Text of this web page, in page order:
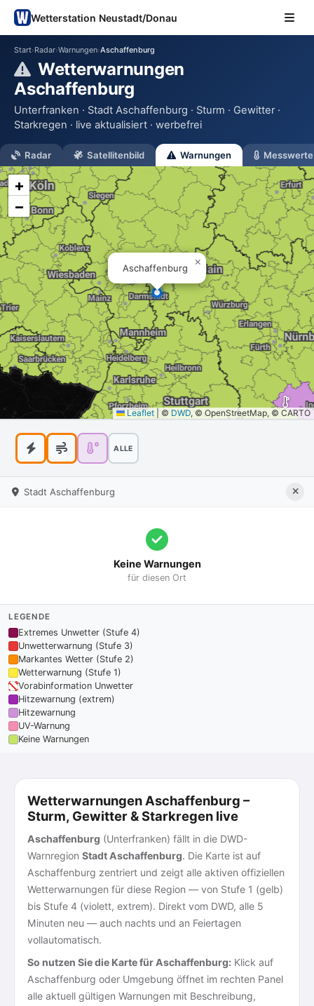
Wetterstation Neustadt/Donau
Start›Radar›Warnungen›Aschaffenburg
Wetterwarnungen
Aschaffenburg
Unterfranken · Stadt Aschaffenburg · Sturm · Gewitter ·
Starkregen · live aktualisiert · werbefrei
Radar Satellitenbild Warnungen Messwerte
Aschaffenburg ×
+
−
Leaflet © DWD, © OpenStreetMap, © CARTO
ALLE
Stadt Aschaffenburg
Keine Warnungen
für diesen Ort
LEGENDE
Extremes Unwetter (Stufe 4)
Unwetterwarnung (Stufe 3)
Markantes Wetter (Stufe 2)
Wetterwarnung (Stufe 1)
Vorabinformation Unwetter
Hitzewarnung (extrem)
Hitzewarnung
UV-Warnung
Keine Warnungen
Wetterwarnungen Aschaffenburg –
Sturm, Gewitter & Starkregen live
Aschaffenburg (Unterfranken) fällt in die DWD-
Warnregion Stadt Aschaffenburg. Die Karte ist auf
Aschaffenburg zentriert und zeigt alle aktiven offiziellen
Wetterwarnungen für diese Region — von Stufe 1 (gelb)
bis Stufe 4 (violett, extrem). Direkt vom DWD, alle 5
Minuten neu — auch nachts und an Feiertagen
vollautomatisch.
So nutzen Sie die Karte für Aschaffenburg: Klick auf
Aschaffenburg oder Umgebung öffnet im rechten Panel
alle aktuell gültigen Warnungen mit Beschreibung,